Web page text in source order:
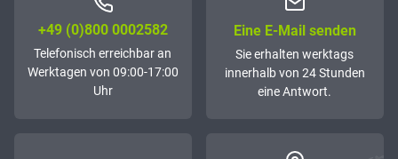
+49 (0)800 0002582
Telefonisch erreichbar an
Werktagen von 09:00-17:00
Uhr
Eine E-Mail senden
Sie erhalten werktags
innerhalb von 24 Stunden
eine Antwort.